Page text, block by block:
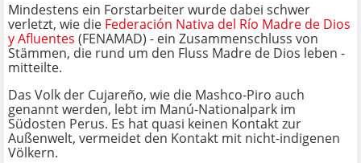
Mindestens ein Forstarbeiter wurde dabei schwer
verletzt, wie die Federación Nativa del Río Madre de Dios
y Afluentes (FENAMAD) - ein Zusammenschluss von
Stämmen, die rund um den Fluss Madre de Dios leben -
mitteilte.
Das Volk der Cujareño, wie die Mashco-Piro auch
genannt werden, lebt im Manú-Nationalpark im
Südosten Perus. Es hat quasi keinen Kontakt zur
Außenwelt, vermeidet den Kontakt mit nicht-indigenen
Völkern.